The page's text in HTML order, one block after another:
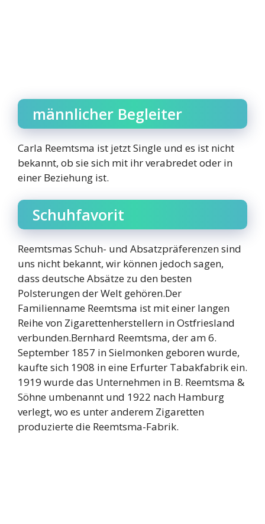
männlicher Begleiter
Carla Reemtsma ist jetzt Single und es ist nicht
bekannt, ob sie sich mit ihr verabredet oder in
einer Beziehung ist.
Schuhfavorit
Reemtsmas Schuh- und Absatzpräferenzen sind
uns nicht bekannt, wir können jedoch sagen,
dass deutsche Absätze zu den besten
Polsterungen der Welt gehören.Der
Familienname Reemtsma ist mit einer langen
Reihe von Zigarettenherstellern in Ostfriesland
verbunden.Bernhard Reemtsma, der am 6.
September 1857 in Sielmonken geboren wurde,
kaufte sich 1908 in eine Erfurter Tabakfabrik ein.
1919 wurde das Unternehmen in B. Reemtsma &
Söhne umbenannt und 1922 nach Hamburg
verlegt, wo es unter anderem Zigaretten
produzierte die Reemtsma-Fabrik.